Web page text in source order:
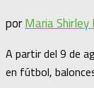
porMaria Shirley
A partir del 9 de
en fútbol,